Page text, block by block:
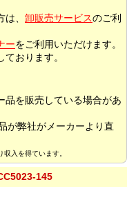
、 卸販売サービスのご利
ーをご利用いただけます。
おります。
品を販売している場合があ
が弊社がメーカーより直
入を得ています。
145